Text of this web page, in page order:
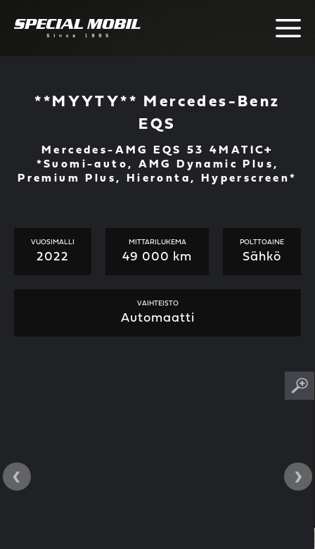
**MYYTY** Mercedes-Benz
EQS
Mercedes-AMG EQS 53 4MATIC+
*Suomi-auto, AMG Dynamic Plus,
Premium Plus, Hieronta, Hyperscreen*
VUOSIMALLI
2022
MITTARILUKEMA
49 000 km
POLTTOAINE
Sähkö
VAIHTEISTO
Automaatti
‹ ›